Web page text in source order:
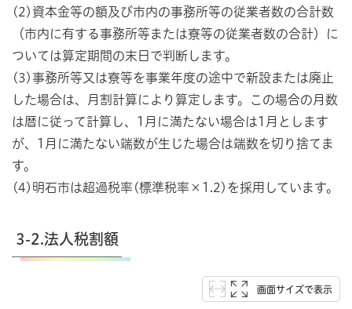
(2)資本金等の額及び市内の事務所等の従業者数の合計数
（市内に有する事務所等または寮等の従業者数の合計）に
ついては算定期間の末日で判断します。
(3)事務所等又は寮等を事業年度の途中で新設または廃止
した場合は、月割計算により算定します。この場合の月数
は暦に従って計算し、1月に満たない場合は1月とします
が、1月に満たない端数が生じた場合は端数を切り捨てま
す。
(4)明石市は超過税率(標準税率×1.2)を採用しています。
3-2.法人税割額
画面サイズで表示